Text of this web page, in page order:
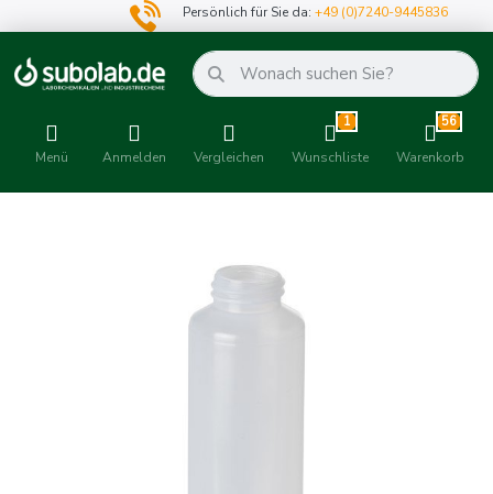
Persönlich für Sie da:+49 (0)7240-9445836
Menü Anmelden Vergleichen
1
Wunschliste
56
Warenkorb